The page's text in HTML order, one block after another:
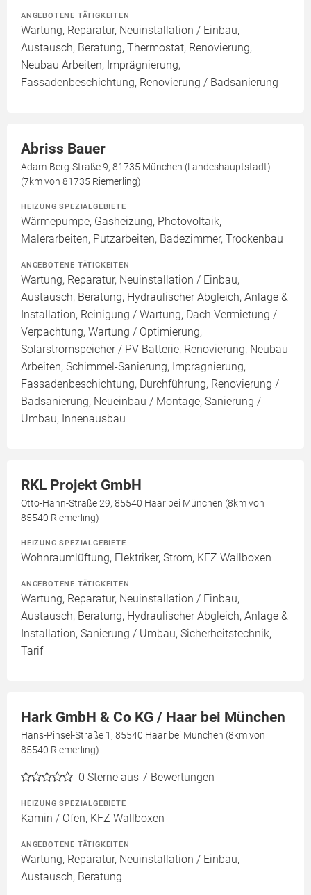
ANGEBOTENE TÄTIGKEITEN
Wartung, Reparatur, Neuinstallation / Einbau,
Austausch, Beratung, Thermostat, Renovierung,
Neubau Arbeiten, Imprägnierung,
Fassadenbeschichtung, Renovierung / Badsanierung
Abriss Bauer
Adam-Berg-Straße 9, 81735 München (Landeshauptstadt)
(7km von 81735 Riemerling)
HEIZUNG SPEZIALGEBIETE
Wärmepumpe, Gasheizung, Photovoltaik,
Malerarbeiten, Putzarbeiten, Badezimmer, Trockenbau
ANGEBOTENE TÄTIGKEITEN
Wartung, Reparatur, Neuinstallation / Einbau,
Austausch, Beratung, Hydraulischer Abgleich, Anlage &
Installation, Reinigung / Wartung, Dach Vermietung /
Verpachtung, Wartung / Optimierung,
Solarstromspeicher / PV Batterie, Renovierung, Neubau
Arbeiten, Schimmel-Sanierung, Imprägnierung,
Fassadenbeschichtung, Durchführung, Renovierung /
Badsanierung, Neueinbau / Montage, Sanierung /
Umbau, Innenausbau
RKL Projekt GmbH
Otto-Hahn-Straße 29, 85540 Haar bei München (8km von
85540 Riemerling)
HEIZUNG SPEZIALGEBIETE
Wohnraumlüftung, Elektriker, Strom, KFZ Wallboxen
ANGEBOTENE TÄTIGKEITEN
Wartung, Reparatur, Neuinstallation / Einbau,
Austausch, Beratung, Hydraulischer Abgleich, Anlage &
Installation, Sanierung / Umbau, Sicherheitstechnik,
Tarif
Hark GmbH & Co KG / Haar bei München
Hans-Pinsel-Straße 1, 85540 Haar bei München (8km von
85540 Riemerling)
0 Sterne aus 7 Bewertungen
HEIZUNG SPEZIALGEBIETE
Kamin / Ofen, KFZ Wallboxen
ANGEBOTENE TÄTIGKEITEN
Wartung, Reparatur, Neuinstallation / Einbau,
Austausch, Beratung